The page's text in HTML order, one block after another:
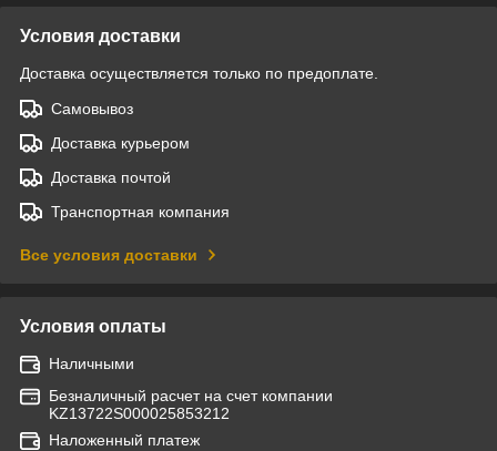
Условия доставки
Доставка осуществляется только по предоплате.
Самовывоз
Доставка курьером
Доставка почтой
Транспортная компания
Все условия доставки
Условия оплаты
Наличными
Безналичный расчет на счет компании
KZ13722S000025853212
Наложенный платеж